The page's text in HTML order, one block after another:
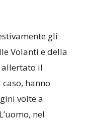
gli
Volanti e della
allertato il
hanno
volte a
nel